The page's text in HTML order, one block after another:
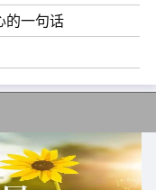
拂着我们的脸庞。
福和欢笑，踏上旅
微笑，你会幸福。
会遇到很多困难，但
的一句话